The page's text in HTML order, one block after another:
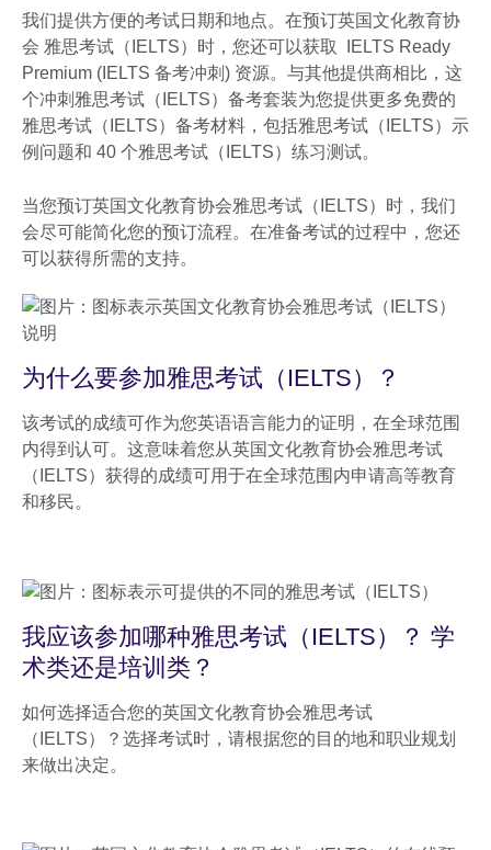
我们提供方便的考试日期和地点。在预订英国文化教育协
会 雅思考试（IELTS）时，您还可以获取 IELTS Ready
Premium (IELTS 备考冲刺) 资源。与其他提供商相比，这
个冲刺雅思考试（IELTS）备考套装为您提供更多免费的
雅思考试（IELTS）备考材料，包括雅思考试（IELTS）示
例问题和 40 个雅思考试（IELTS）练习测试。
当您预订英国文化教育协会雅思考试（IELTS）时，我们
会尽可能简化您的预订流程。在准备考试的过程中，您还
可以获得所需的支持。
为什么要参加雅思考试（IELTS）？
该考试的成绩可作为您英语语言能力的证明，在全球范围
内得到认可。这意味着您从英国文化教育协会雅思考试
（IELTS）获得的成绩可用于在全球范围内申请高等教育
和移民。
我应该参加哪种雅思考试（IELTS）？ 学
术类还是培训类？
如何选择适合您的英国文化教育协会雅思考试
（IELTS）？选择考试时，请根据您的目的地和职业规划
来做出决定。